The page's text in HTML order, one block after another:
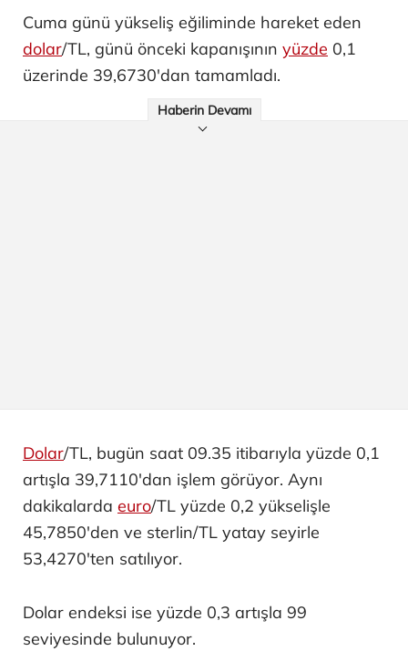
Cuma günü yükseliş eğiliminde hareket eden
dolar/TL, günü önceki kapanışının yüzde 0,1
üzerinde 39,6730'dan tamamladı.
Haberin Devamı
Dolar/TL, bugün saat 09.35 itibarıyla yüzde 0,1
artışla 39,7110'dan işlem görüyor. Aynı
dakikalarda euro/TL yüzde 0,2 yükselişle
45,7850'den ve sterlin/TL yatay seyirle
53,4270'ten satılıyor.
Dolar endeksi ise yüzde 0,3 artışla 99
seviyesinde bulunuyor.